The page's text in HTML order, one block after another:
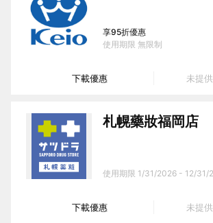
使用期限 無限制
享95折優惠
下載優惠 未提
札幌藥妝福岡店
使用期限 1/31/2026 - 12/31/
下載優惠 未提